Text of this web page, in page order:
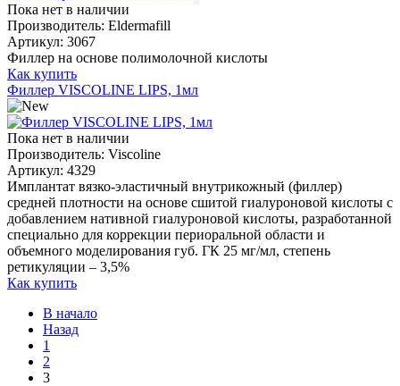
Пока нет в наличии
Производитель: Eldermafill
Артикул: 3067
Филлер на основе полимолочной кислоты
Как купить
Филлер VISCOLINE LIPS, 1мл
Пока нет в наличии
Производитель: Viscoline
Артикул: 4329
Имплантат вязко-эластичный внутрикожный (филлер)
средней плотности на основе сшитой гиалуроновой кислоты с
добавлением нативной гиалуроновой кислоты, разработанной
специально для коррекции периоральной области и
объемного моделирования губ. ГК 25 мг/мл, степень
ретикуляции – 3,5%
Как купить
В начало
Назад
1
2
3